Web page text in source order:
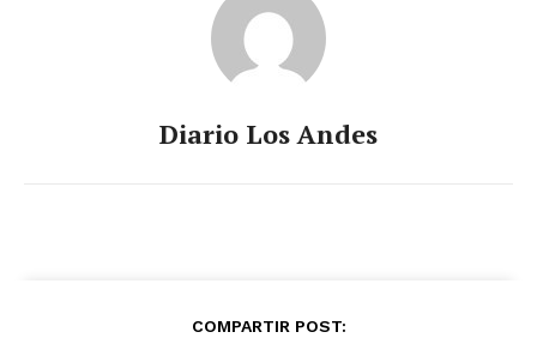
Diario Los Andes
COMPARTIR POST: